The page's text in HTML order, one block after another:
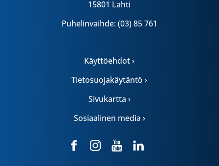
15801 Lahti
Puhelinvaihde: (03) 85 761
Käyttöehdot ›
Tietosuojakäytäntö ›
Sivukartta ›
Sosiaalinen media ›